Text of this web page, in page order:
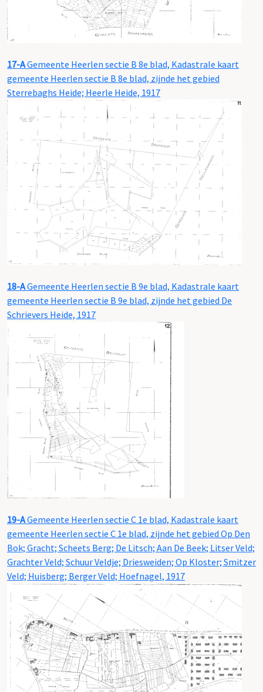
17-AGemeente Heerlen sectie B 8e blad, Kadastrale kaart
gemeente Heerlen sectie B 8e blad, zijnde het gebied
Sterrebaghs Heide; Heerle Heide, 1917
18-AGemeente Heerlen sectie B 9e blad, Kadastrale kaart
gemeente Heerlen sectie B 9e blad, zijnde het gebied De
Schrievers Heide, 1917
19-AGemeente Heerlen sectie C 1e blad, Kadastrale kaart
gemeente Heerlen sectie C 1e blad, zijnde het gebied Op Den
Bok; Gracht; Scheets Berg; De Litsch; Aan De Beek; Litser Veld;
Grachter Veld; Schuur Veldje; Driesweiden; Op Kloster; Smitzer
Veld; Huisberg; Berger Veld; Hoefnagel, 1917